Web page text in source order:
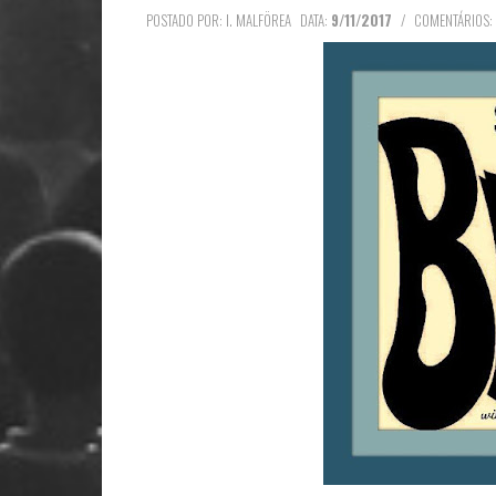
POSTADO POR: I. MALFÖREA DATA: 9/11/2017 /